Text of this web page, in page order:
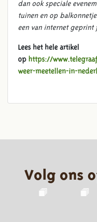
dan ook speciale
tuinen en op
een van internet geprint
Lees het hele artikel
op https://
weer-meetellen-in-
Volg ons